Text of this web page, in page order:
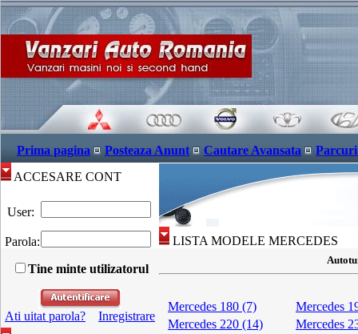
Prima pagina Posteaza Anunt Cautare Avansata
ACCESARE CONT
User:
Parola:
Tine minte utilizatorul
Ati uitat parola?
Inregistrare
LISTA MODELE MERCEDES
Mercedes 180 (7)
Mercedes
Mercedes 220 (14)
Mercedes